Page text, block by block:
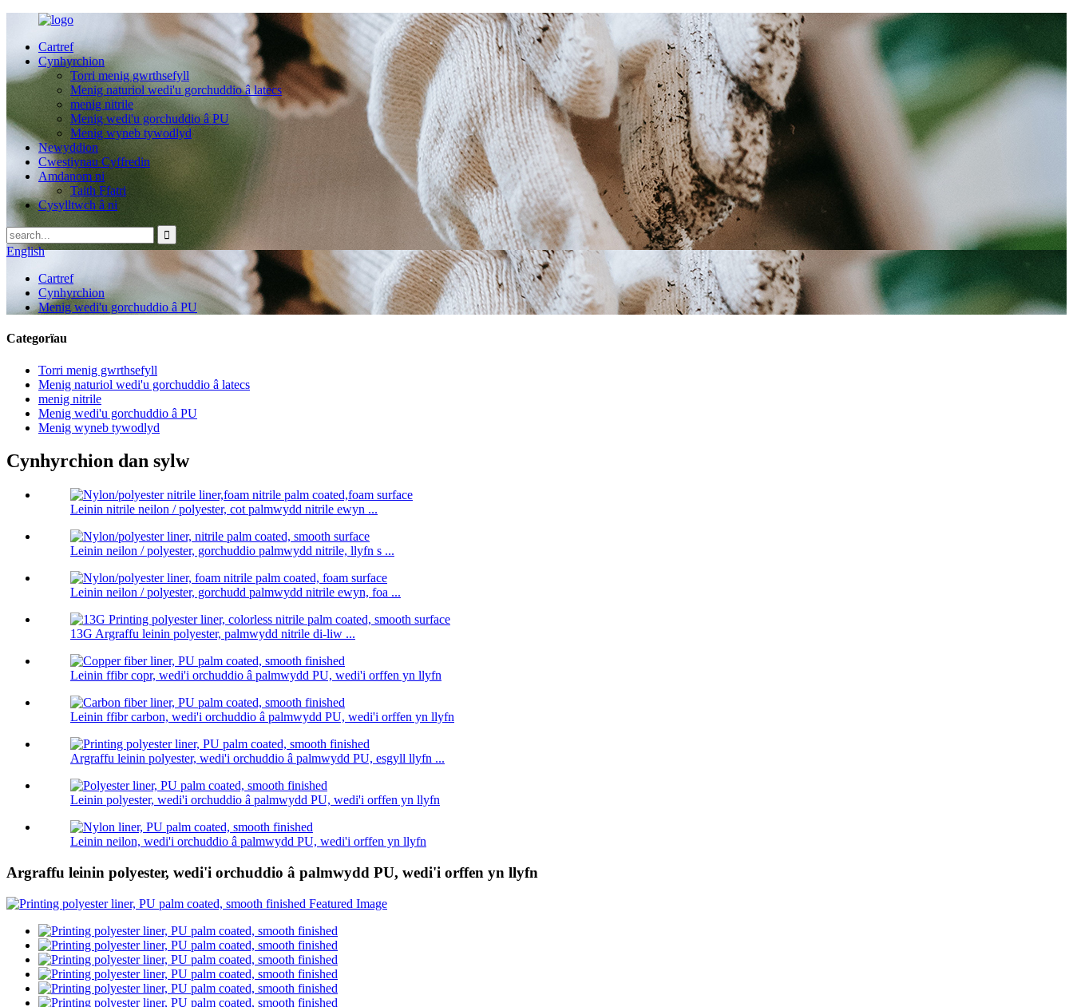
Cartref
Cynhyrchion
Torri menig gwrthsefyll
Menig naturiol wedi'u gorchuddio â latecs
menig nitrile
Menig wedi'u gorchuddio â PU
Menig wyneb tywodlyd
Newyddion
Cwestiynau Cyffredin
Amdanom ni
Taith Ffatri
Cysylltwch â ni
English
Cartref
Cynhyrchion
Menig wedi'u gorchuddio â PU
Categorïau
Torri menig gwrthsefyll
Menig naturiol wedi'u gorchuddio â latecs
menig nitrile
Menig wedi'u gorchuddio â PU
Menig wyneb tywodlyd
Cynhyrchion dan sylw
Leinin nitrile neilon / polyester, cot palmwydd nitrile ewyn ...
Leinin neilon / polyester, gorchuddio palmwydd nitrile, llyfn s ...
Leinin neilon / polyester, gorchudd palmwydd nitrile ewyn, foa ...
13G Argraffu leinin polyester, palmwydd nitrile di-liw ...
Leinin ffibr copr, wedi'i orchuddio â palmwydd PU, wedi'i orffen yn llyfn
Leinin ffibr carbon, wedi'i orchuddio â palmwydd PU, wedi'i orffen yn llyfn
Argraffu leinin polyester, wedi'i orchuddio â palmwydd PU, esgyll llyfn ...
Leinin polyester, wedi'i orchuddio â palmwydd PU, wedi'i orffen yn llyfn
Leinin neilon, wedi'i orchuddio â palmwydd PU, wedi'i orffen yn llyfn
Argraffu leinin polyester, wedi'i orchuddio â palmwydd PU, wedi'i orffen yn llyfn